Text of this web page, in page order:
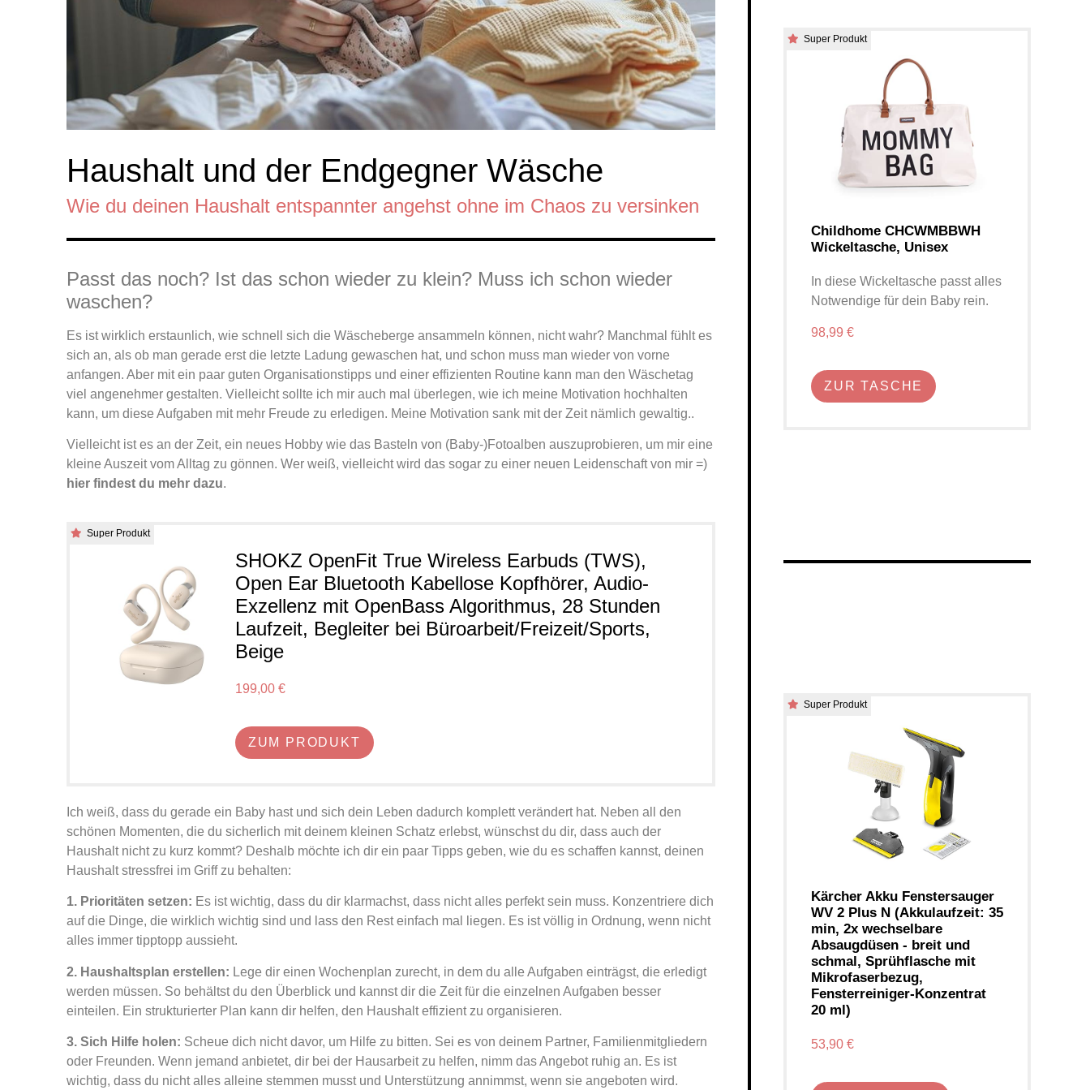
Haushalt und der Endgegner Wäsche
Wie du deinen Haushalt entspannter angehst ohne im Chaos zu versinken
Passt das noch? Ist das schon wieder zu klein? Muss ich schon wieder
waschen?
Es ist wirklich erstaunlich, wie schnell sich die Wäscheberge ansammeln können, nicht wahr? Manchmal fühlt es
sich an, als ob man gerade erst die letzte Ladung gewaschen hat, und schon muss man wieder von vorne
anfangen. Aber mit ein paar guten Organisationstipps und einer effizienten Routine kann man den Wäschetag
viel angenehmer gestalten. Vielleicht sollte ich mir auch mal überlegen, wie ich meine Motivation hochhalten
kann, um diese Aufgaben mit mehr Freude zu erledigen. Meine Motivation sank mit der Zeit nämlich gewaltig..
Vielleicht ist es an der Zeit, ein neues Hobby wie das Basteln von (Baby-)Fotoalben auszuprobieren, um mir eine
kleine Auszeit vom Alltag zu gönnen. Wer weiß, vielleicht wird das sogar zu einer neuen Leidenschaft von mir =)
hier findest du mehr dazu.
SHOKZ OpenFit True Wireless Earbuds (TWS),
Open Ear Bluetooth Kabellose Kopfhörer, Audio-
Exzellenz mit OpenBass Algorithmus, 28 Stunden
Laufzeit, Begleiter bei Büroarbeit/Freizeit/Sports,
Beige
199,00 €
ZUM PRODUKT
Super Produkt
Ich weiß, dass du gerade ein Baby hast und sich dein Leben dadurch komplett verändert hat. Neben all den
schönen Momenten, die du sicherlich mit deinem kleinen Schatz erlebst, wünschst du dir, dass auch der
Haushalt nicht zu kurz kommt? Deshalb möchte ich dir ein paar Tipps geben, wie du es schaffen kannst, deinen
Haushalt stressfrei im Griff zu behalten:
1. Prioritäten setzen: Es ist wichtig, dass du dir klarmachst, dass nicht alles perfekt sein muss. Konzentriere dich
auf die Dinge, die wirklich wichtig sind und lass den Rest einfach mal liegen. Es ist völlig in Ordnung, wenn nicht
alles immer tipptopp aussieht.
2. Haushaltsplan erstellen: Lege dir einen Wochenplan zurecht, in dem du alle Aufgaben einträgst, die erledigt
werden müssen. So behältst du den Überblick und kannst dir die Zeit für die einzelnen Aufgaben besser
einteilen. Ein strukturierter Plan kann dir helfen, den Haushalt effizient zu organisieren.
3. Sich Hilfe holen: Scheue dich nicht davor, um Hilfe zu bitten. Sei es von deinem Partner, Familienmitgliedern
oder Freunden. Wenn jemand anbietet, dir bei der Hausarbeit zu helfen, nimm das Angebot ruhig an. Es ist
wichtig, dass du nicht alles alleine stemmen musst und Unterstützung annimmst, wenn sie angeboten wird.
Childhome CHCWMBBWH
Wickeltasche, Unisex
In diese Wickeltasche passt alles
Notwendige für dein Baby rein.
98,99 €
ZUR TASCHE
Super Produkt
Kärcher Akku Fenstersauger
WV 2 Plus N (Akkulaufzeit: 35
min, 2x wechselbare
Absaugdüsen - breit und
schmal, Sprühflasche mit
Mikrofaserbezug,
Fensterreiniger-Konzentrat
20 ml)
53,90 €
Super Produkt